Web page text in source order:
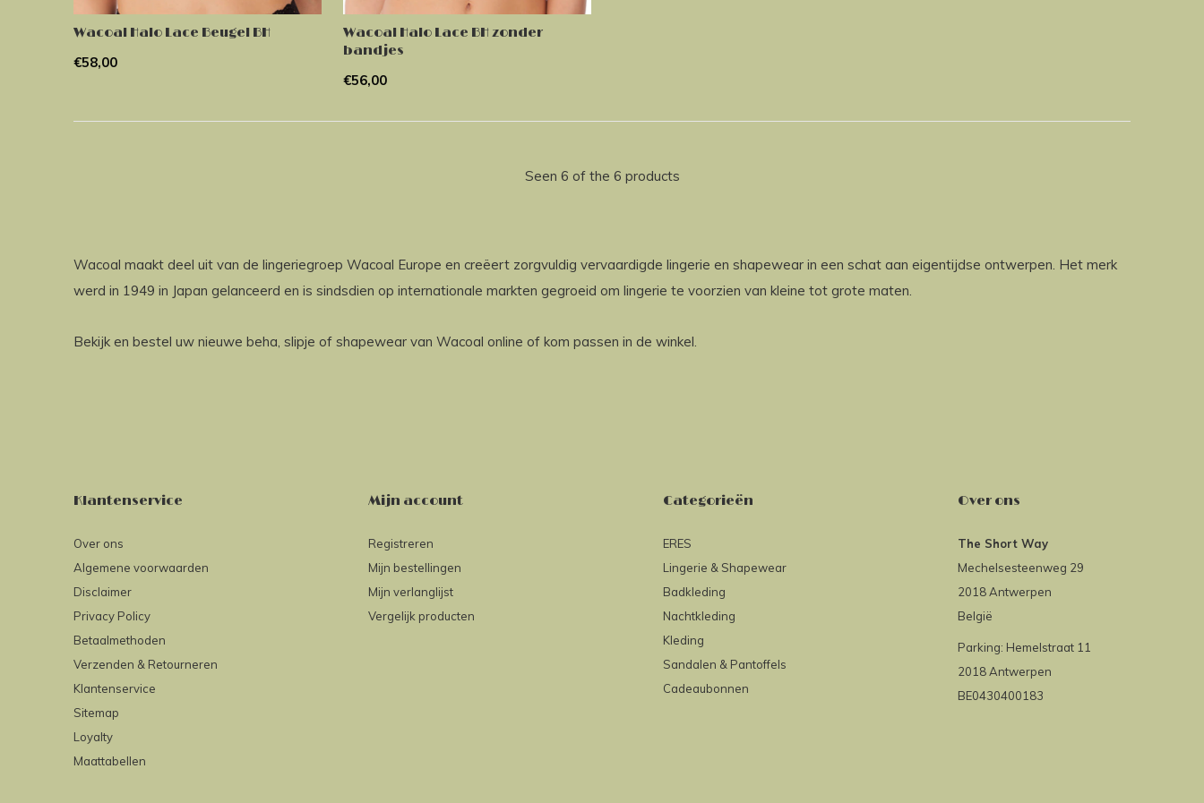
Wacoal Halo Lace Beugel BH
€58,00
Wacoal Halo Lace BH zonder
bandjes
€56,00
Seen 6 of the 6 products
Wacoal maakt deel uit van de lingeriegroep Wacoal Europe en creëert zorgvuldig vervaardigde lingerie en shapewear in een schat aan eigentijdse ontwerpen. Het merk
werd in 1949 in Japan gelanceerd en is sindsdien op internationale markten gegroeid om lingerie te voorzien van kleine tot grote maten.
Bekijk en bestel uw nieuwe beha, slipje of shapewear van Wacoal online of kom passen in de winkel.
Klantenservice
Over ons
Algemene voorwaarden
Disclaimer
Privacy Policy
Betaalmethoden
Verzenden & Retourneren
Klantenservice
Sitemap
Loyalty
Maattabellen
Mijn account
Registreren
Mijn bestellingen
Mijn verlanglijst
Vergelijk producten
Categorieën
ERES
Lingerie & Shapewear
Badkleding
Nachtkleding
Kleding
Sandalen & Pantoffels
Cadeaubonnen
Over ons
The Short Way
Mechelsesteenweg 29
2018 Antwerpen
België
Parking: Hemelstraat 11
2018 Antwerpen
BE0430400183